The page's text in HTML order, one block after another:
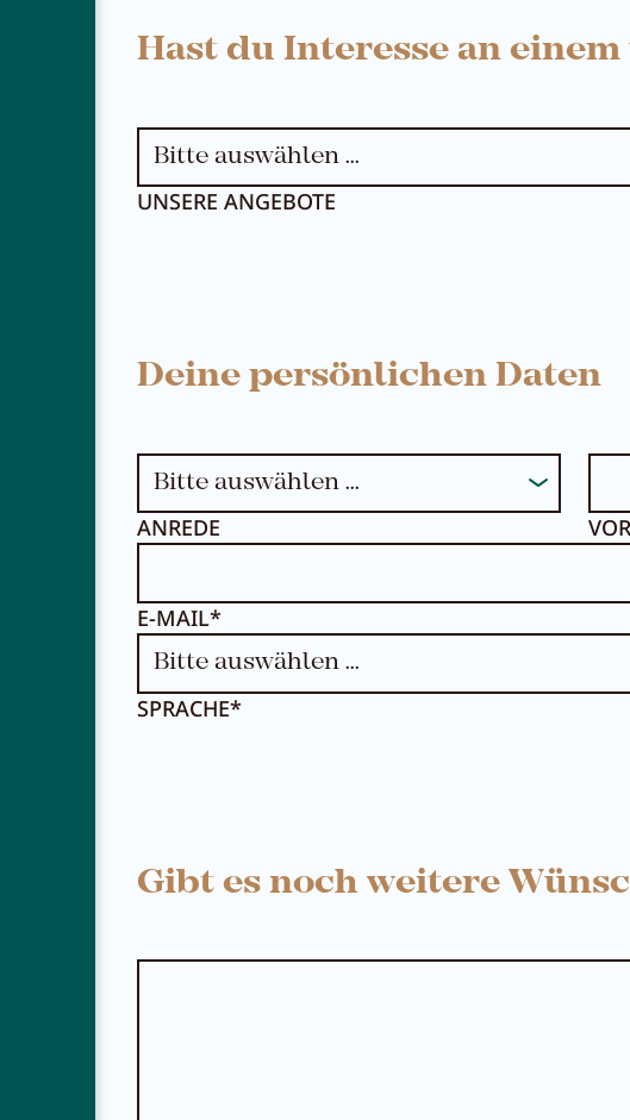
Hast du Interesse an
UNSERE ANGEBOTE
Deine persönlichen Daten
ANREDE
E-MAIL*
SPRACHE*
Gibt es noch weitere